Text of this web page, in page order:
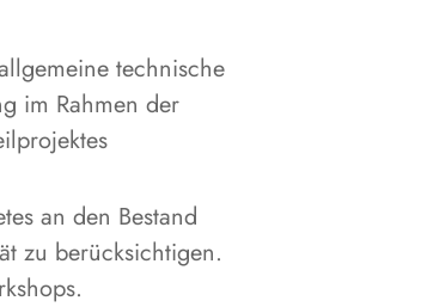
technische
im Rahmen der
an den Bestand
zu berücksichtigen.